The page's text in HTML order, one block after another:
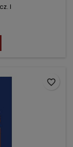
I
favorite_border